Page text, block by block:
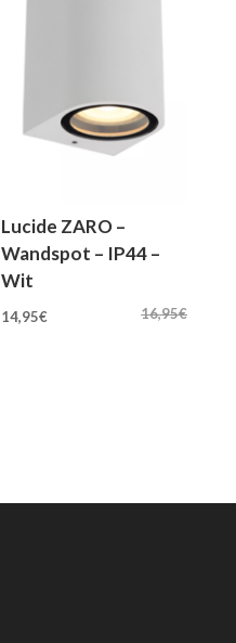
Lucide ZARO –
Wandspot – IP44 –
Wit
16,95€
Oorspronkelijke
14,95€